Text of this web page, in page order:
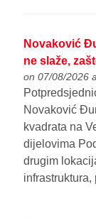
Novaković
ne slaže,
on 07/08/2026
Novaković
kvadrata na
dijelovima
drugim